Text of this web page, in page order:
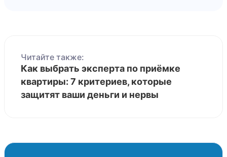
Читайте также:
Как выбрать эксперта по приёмке
квартиры: 7 критериев, которые
защитят ваши деньги и нервы